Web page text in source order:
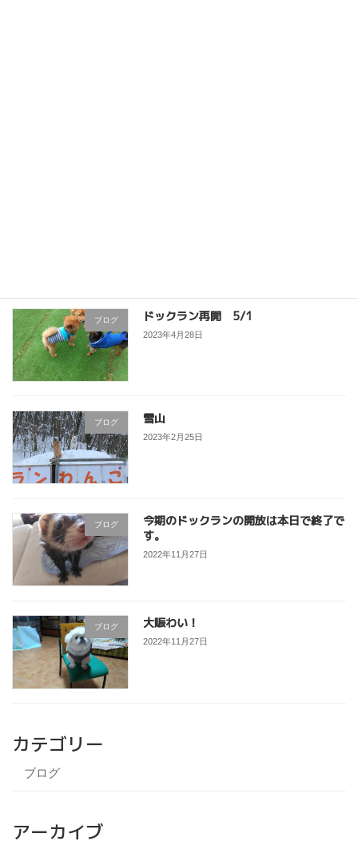
ブログ ドックラン再開 5/1
2023年4月28日
ブログ 雪山
2023年2月25日
ブログ
今期のドックランの開放は本日で終了で
す。
2022年11月27日
ブログ 大賑わい！
2022年11月27日
カテゴリー
ブログ
アーカイブ